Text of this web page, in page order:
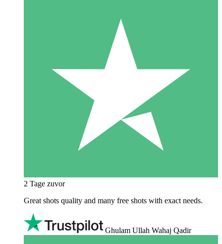
2 Tage zuvor
Great shots quality and many free shots with exact needs.
Ghulam Ullah Wahaj Qadir